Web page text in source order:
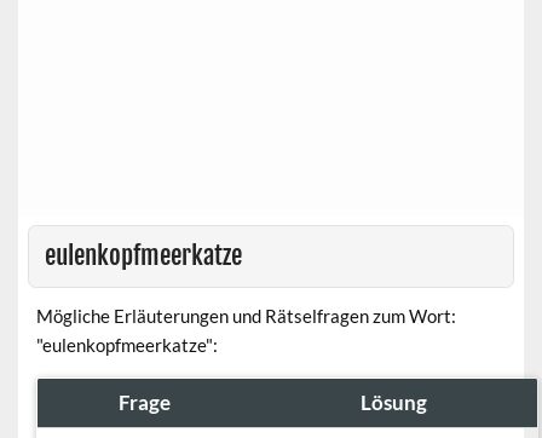
eulenkopfmeerkatze
Mögliche Erläuterungen und Rätselfragen zum Wort:
"eulenkopfmeerkatze":
Frage Lösung